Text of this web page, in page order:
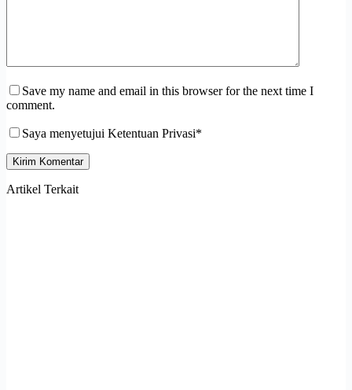
Save my name and email in this browser for the next time I
comment.
Saya menyetujui Ketentuan Privasi*
Kirim Komentar
Artikel Terkait